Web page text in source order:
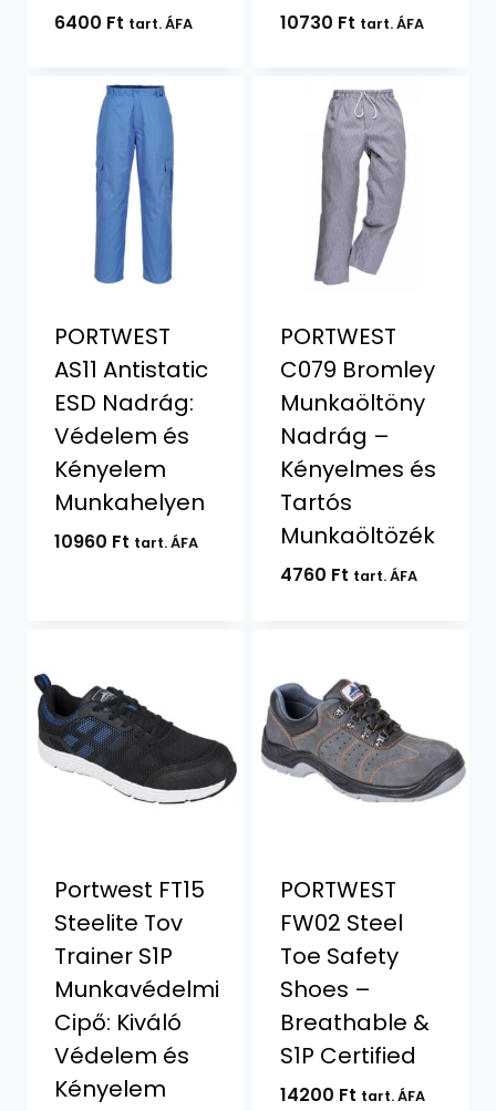
6400 Ft tart. ÁFA 10730 Ft tart. ÁFA
PORTWEST
AS11 Antistatic
ESD Nadrág:
Védelem és
Kényelem
Munkahelyen
10960 Ft tart. ÁFA
PORTWEST
C079 Bromley
Munkaöltöny
Nadrág –
Kényelmes és
Tartós
Munkaöltözék
4760 Ft tart. ÁFA
Portwest FT15
Steelite Tov
Trainer S1P
Munkavédelmi
Cipő: Kiváló
Védelem és
Kényelem
PORTWEST
FW02 Steel
Toe Safety
Shoes –
Breathable &
S1P Certified
14200 Ft tart. ÁFA